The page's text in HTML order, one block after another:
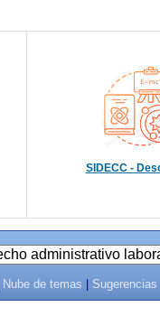
SIDECC -
Nube de temas